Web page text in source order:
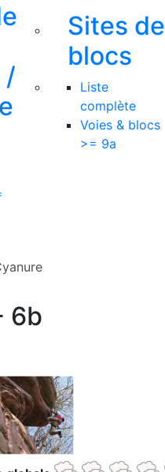
/
Sites de
blocs
Liste
complète
Voies & blocs
>= 9a
6b